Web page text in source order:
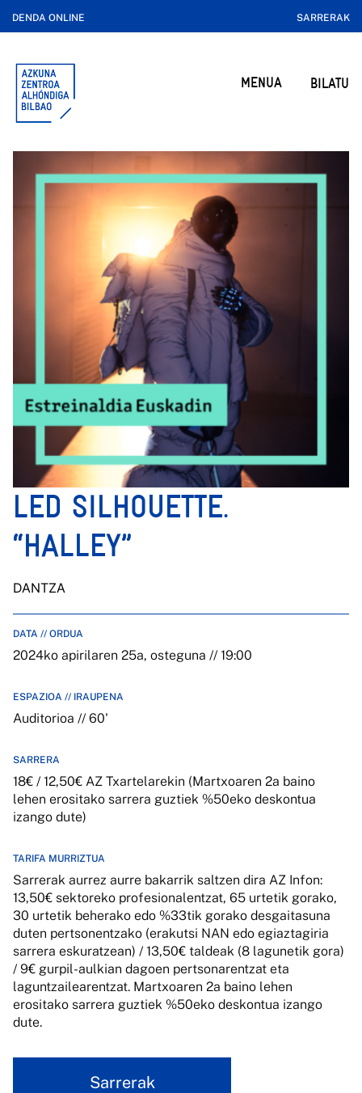
DENDA ONLINE SARRERAK
MENUA BILATU
LED SILHOUETTE.
“HALLEY”
DANTZA
DATA // ORDUA
2024ko apirilaren 25a, osteguna // 19:00
ESPAZIOA // IRAUPENA
Auditorioa // 60'
SARRERA
18€ / 12,50€ AZ Txartelarekin (Martxoaren 2a baino
lehen erositako sarrera guztiek %50eko deskontua
izango dute)
TARIFA MURRIZTUA
Sarrerak aurrez aurre bakarrik saltzen dira AZ Infon:
13,50€ sektoreko profesionalentzat, 65 urtetik gorako,
30 urtetik beherako edo %33tik gorako desgaitasuna
duten pertsonentzako (erakutsi NAN edo egiaztagiria
sarrera eskuratzean) / 13,50€ taldeak (8 lagunetik gora)
/ 9€ gurpil-aulkian dagoen pertsonarentzat eta
laguntzailearentzat. Martxoaren 2a baino lehen
erositako sarrera guztiek %50eko deskontua izango
dute.
Sarrerak